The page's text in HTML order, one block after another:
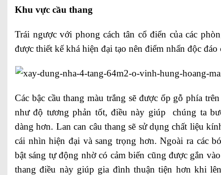
Khu vực cầu thang
Trái ngược với phong cách tân cổ điển của các
được thiết kế khá hiện đại tạo nên điểm nhấn độc
Các bậc cầu thang màu trắng sẽ được ốp gỗ phía
như độ tương phản tốt, điều này giúp chúng ta
dàng hơn. Lan can câu thang sẽ sử dụng chất liệu
cái nhìn hiện đại và sang trọng hơn. Ngoài ra các
bật sáng tự động nhờ có cảm biến cũng được gắn
thang điều này giúp gia đình thuận tiện hơn khi